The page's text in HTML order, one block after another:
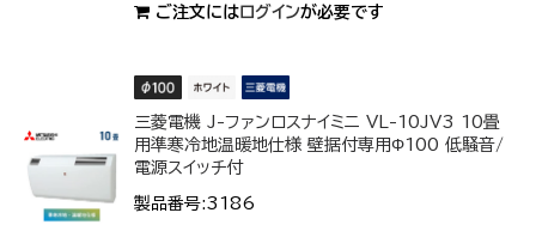
ご注文には ログインが必要です
三菱電機 J-ファンロスナイミニ VL-10JV3 10畳
用準寒冷地温暖地仕様 壁据付専用Φ100 低騒音/
電源スイッチ付
製品番号:3186